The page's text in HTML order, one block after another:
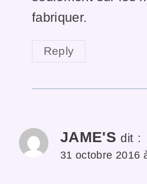
fabriquer.
Reply
JAME'S dit :
31 octobre 2016